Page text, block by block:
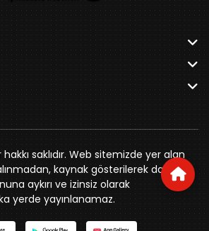
İnönü Bulvarı Özkahya Apt. Kat:3 D:7
saklıdır. Web sitemizde yer alan
kaynak gösterilerek dahi
aykırı ve izinsiz olarak
yerde yayınlanamaz.